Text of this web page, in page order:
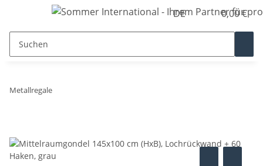
DE 0,00 €
Metallregale